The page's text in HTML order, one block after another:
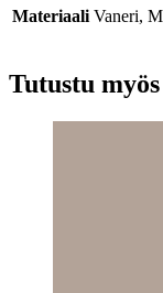
Materiaali Vaneri,
Tutustu myös